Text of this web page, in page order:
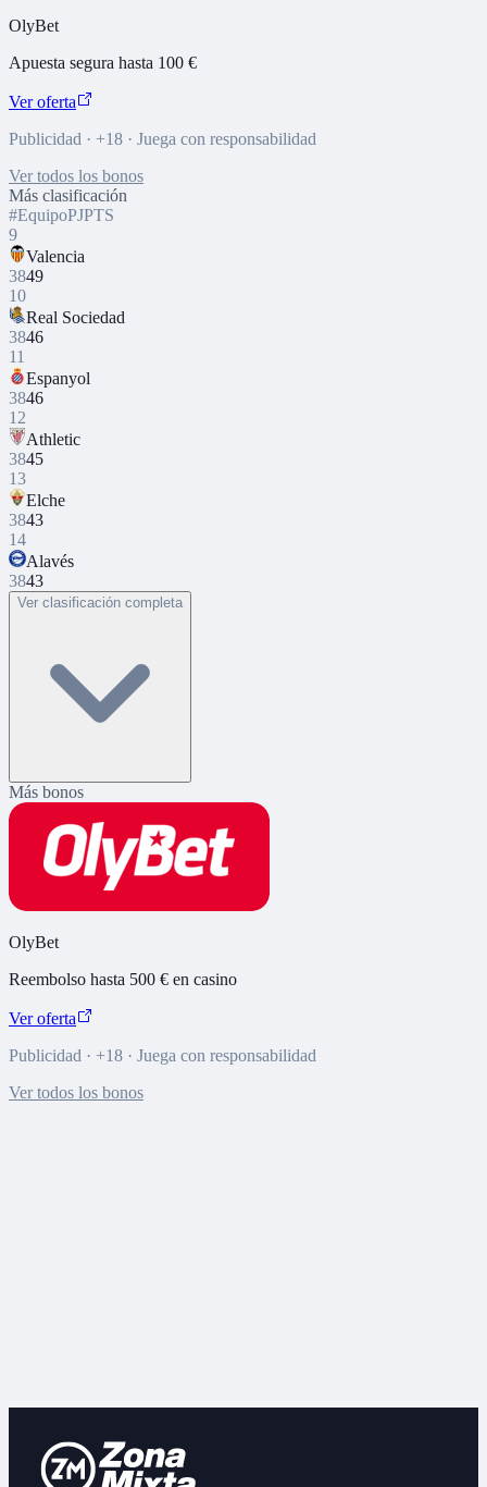
OlyBet
Apuesta segura hasta 100 €
Ver oferta
Publicidad · +18 · Juega con responsabilidad
Ver todos los bonos
Más clasificación
#EquipoPJPTS
9
Valencia
3849
10
Real Sociedad
3846
11
Espanyol
3846
12
Athletic
3845
13
Elche
3843
14
Alavés
3843
Ver clasificación completa
Más bonos
OlyBet
Reembolso hasta 500 € en casino
Ver oferta
Publicidad · +18 · Juega con responsabilidad
Ver todos los bonos